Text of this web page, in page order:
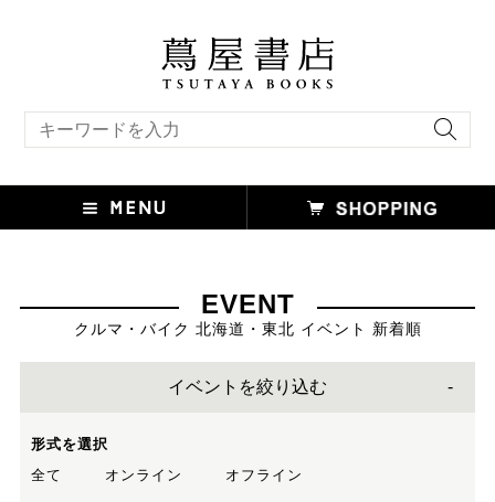
EVENT
クルマ・バイク 北海道・東北 イベント 新着順
イベントを絞り込む
形式を選択
全て
オンライン オフライン